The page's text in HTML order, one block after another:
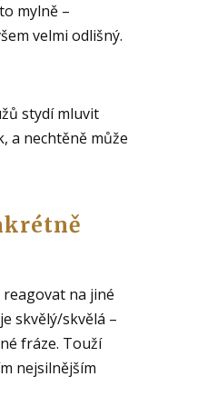
mylně –
velmi odlišný.
stydí mluvit
a nechtěně může
reagovat na jiné
skvělý/skvělá –
fráze. Touží
nejsilnějším